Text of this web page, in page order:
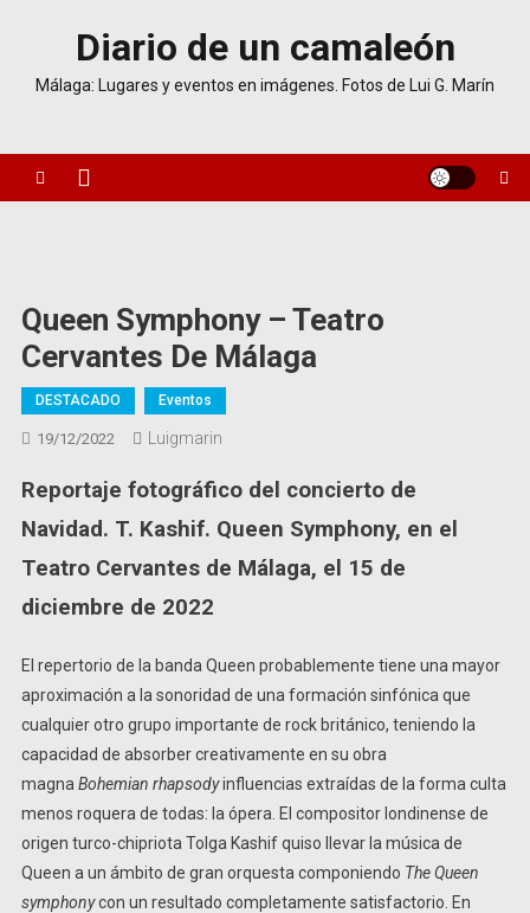
Diario de un camaleón
Málaga: Lugares y eventos en imágenes. Fotos de Lui G. Marín
Queen Symphony – Teatro
Cervantes De Málaga
DESTACADO Eventos
19/12/2022 Luigmarin
Reportaje fotográfico del concierto de
Navidad. T. Kashif. Queen Symphony, en el
Teatro Cervantes de Málaga, el 15 de
diciembre de 2022
El repertorio de la banda Queen probablemente tiene una mayor
aproximación a la sonoridad de una formación sinfónica que
cualquier otro grupo importante de rock británico, teniendo la
capacidad de absorber creativamente en su obra
magna Bohemian rhapsodyinfluencias extraídas de la forma culta
menos roquera de todas: la ópera. El compositor londinense de
origen turco-chipriota Tolga Kashif quiso llevar la música de
Queen a un ámbito de gran orquesta componiendo The Queen
symphonycon un resultado completamente satisfactorio. En